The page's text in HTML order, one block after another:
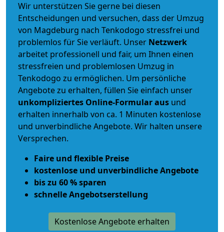
Wir unterstützen Sie gerne bei diesen
Entscheidungen und versuchen, dass der Umzug
von Magdeburg nach Tenkodogo stressfrei und
problemlos für Sie verläuft. Unser Netzwerk
arbeitet professionell und fair, um Ihnen einen
stressfreien und problemlosen Umzug in
Tenkodogo zu ermöglichen. Um persönliche
Angebote zu erhalten, füllen Sie einfach unser
unkompliziertes Online-Formular aus und
erhalten innerhalb von ca. 1 Minuten kostenlose
und unverbindliche Angebote. Wir halten unsere
Versprechen.
Faire und flexible Preise
kostenlose und unverbindliche Angebote
bis zu 60 % sparen
schnelle Angebotserstellung
Kostenlose Angebote erhalten